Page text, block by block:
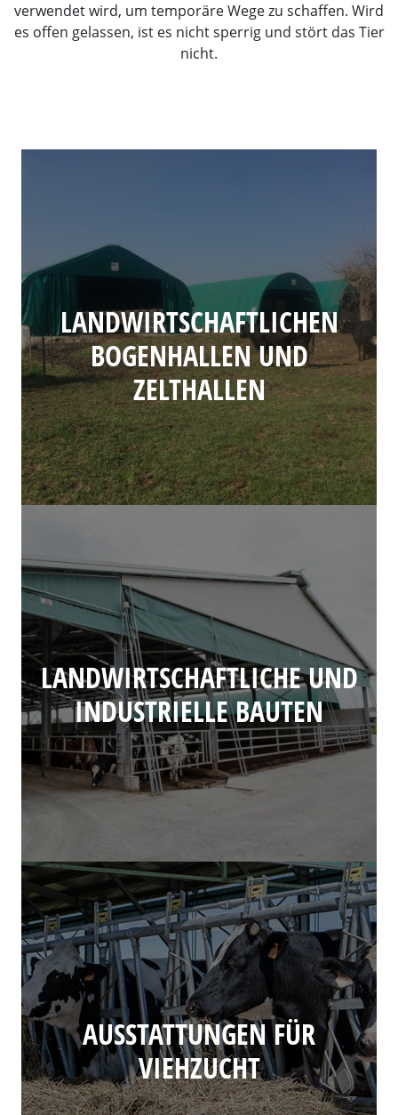
verwendet wird, um temporäre Wege zu schaffen. Wird
es offen gelassen, ist es nicht sperrig und stört das Tier
nicht.
LANDWIRTSCHAFTLICHEN
BOGENHALLEN UND
ZELTHALLEN
LANDWIRTSCHAFTLICHE UND
INDUSTRIELLE BAUTEN
AUSSTATTUNGEN FÜR
VIEHZUCHT